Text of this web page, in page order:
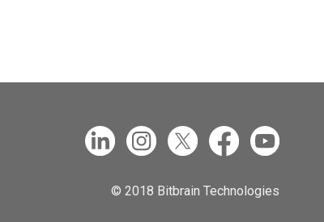
© 2018 Bitbrain Technologies